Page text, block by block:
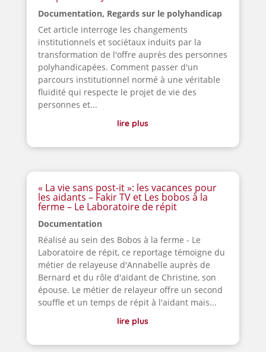
Documentation, Regards sur le polyhandicap
Cet article interroge les changements
institutionnels et sociétaux induits par la
transformation de l'offre auprès des personnes
polyhandicapées. Comment passer d'un
parcours institutionnel normé à une véritable
fluidité qui respecte le projet de vie des
personnes et...
lire plus
« La vie sans post-it »: les vacances pour
les aidants – Fakir TV et Les bobos à la
ferme – Le Laboratoire de répit
Documentation
Réalisé au sein des Bobos à la ferme - Le
Laboratoire de répit, ce reportage témoigne du
métier de relayeuse d'Annabelle auprès de
Bernard et du rôle d'aidant de Christine, son
épouse. Le métier de relayeur offre un second
souffle et un temps de répit à l'aidant mais...
lire plus